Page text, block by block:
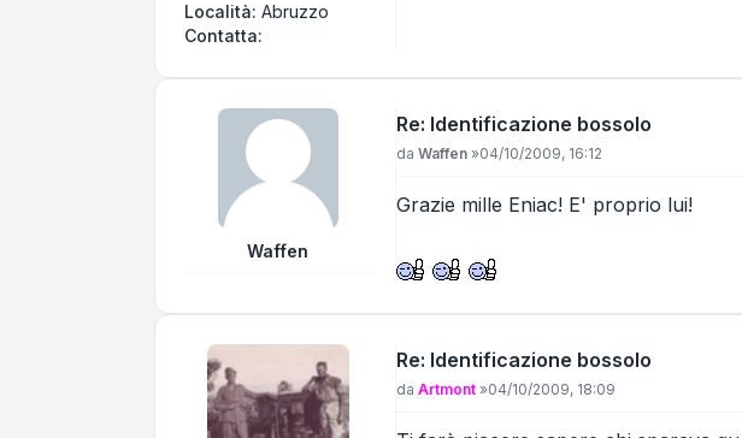
Località: Abruzzo
Contatta:
Waffen
Re: Identificazione bossolo
Messaggio
da Waffen »04/10/2009, 16:12
Grazie mille Eniac! E' proprio lui!
Re: Identificazione bossolo
Messaggio
da Artmont »04/10/2009, 18:09